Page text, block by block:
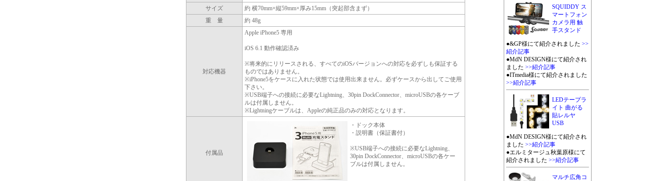
サイズ
約 横70mm×縦59mm×厚み15mm（突起部含まず）
重 量
約 48g
対応機器
Apple iPhone5 専用
iOS 6.1 動作確認済み
※将来的にリリースされる、すべてのiOSバージョンへの対応を必ずしも保証する
ものではありません。
※iPhone5をケースに入れた状態では使用出来ません。必ずケースから出してご使用
下さい。
※USB端子への接続に必要なLightning、30pin DockConnector、microUSBの各ケーブ
ルは付属しません。
※Lightningケーブルは、Appleの純正品のみの対応となります。
付属品
・ドック本体
・説明書（保証書付）
※USB端子への接続に必要なLightning、
30pin DockConnector、microUSBの各ケー
ブルは付属しません。
SQUIDDY ス
マートフォン
カメラ用 触
手スタンド
●&GP様にて紹介されました >>
紹介記事
●MdN DESIGN様にて紹介され
ました >>紹介記事
●ITmedia様にて紹介されました
>>紹介記事
LEDテープラ
イト 曲がる
貼レルヤ
USB
●MdN DESIGN様にて紹介され
ました >>紹介記事
●エルミタージュ秋葉原様にて
紹介されました >>紹介記事
マルチ広角コ